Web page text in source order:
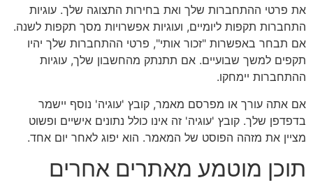
את פרטי ההתחברות שלך ואת בחירות התצוגה שלך. עוגיות
התחברות תקפות ליומיים, ועוגיות אפשרויות מסך תקפות לשנה.
אם תבחר באפשרות "זכור אותי", פרטי ההתחברות שלך יהיו
תקפים למשך שבועיים. אם תתנתק מהחשבון שלך, עוגיות
ההתחברות יימחקו.
אם אתה עורך או מפרסם מאמר, קובץ 'עוגיה' נוסף יישמר
בדפדפן שלך. קובץ 'עוגיה' זה אינו כולל נתונים אישיים ופשוט
מציין את מזהה הפוסט של המאמר. הוא יפוג לאחר יום אחד.
תוכן מוטמע מאתרים אחרים